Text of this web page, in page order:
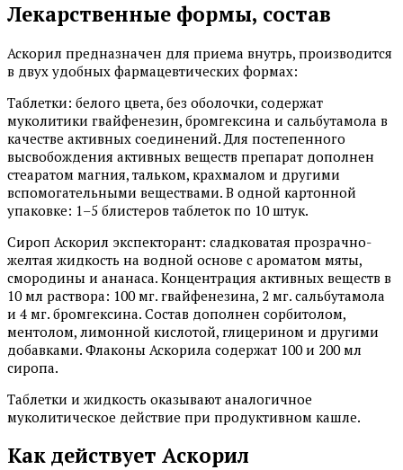
Лекарственные формы, состав
Аскорил предназначен для приема внутрь, производится
в двух удобных фармацевтических формах:
Таблетки: белого цвета, без оболочки, содержат
муколитики гвайфенезин, бромгексина и сальбутамола в
качестве активных соединений. Для постепенного
высвобождения активных веществ препарат дополнен
стеаратом магния, тальком, крахмалом и другими
вспомогательными веществами. В одной картонной
упаковке: 1–5 блистеров таблеток по 10 штук.
Сироп Аскорил экспекторант: сладковатая прозрачно-
желтая жидкость на водной основе с ароматом мяты,
смородины и ананаса. Концентрация активных веществ в
10 мл раствора: 100 мг. гвайфенезина, 2 мг. сальбутамола
и 4 мг. бромгексина. Состав дополнен сорбитолом,
ментолом, лимонной кислотой, глицерином и другими
добавками. Флаконы Аскорила содержат 100 и 200 мл
сиропа.
Таблетки и жидкость оказывают аналогичное
муколитическое действие при продуктивном кашле.
Как действует Аскорил